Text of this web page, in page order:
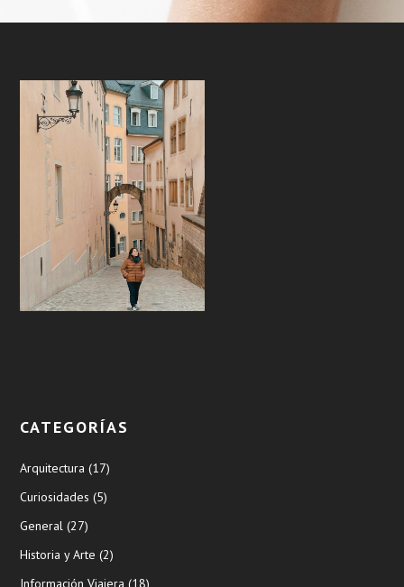
CATEGORÍAS
Arquitectura (17)
Curiosidades (5)
General (27)
Historia y Arte (2)
Información Viajera (18)